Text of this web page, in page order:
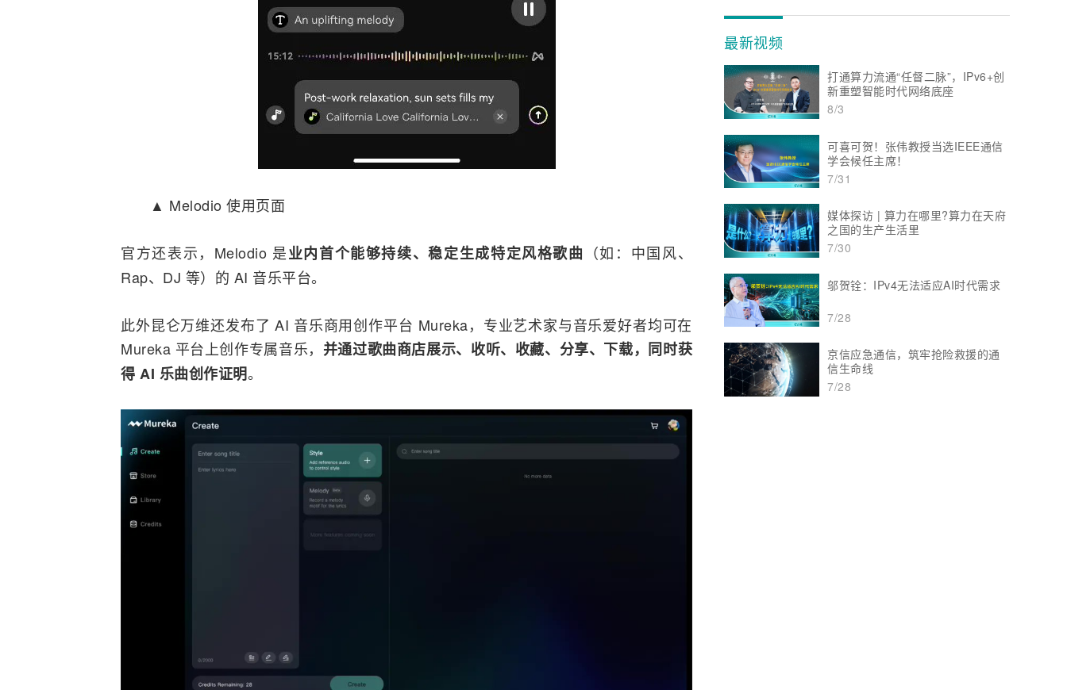
▲ Melodio 使用页面
官方还表示，Melodio 是业内首个能够持续、稳定生成特定风格歌曲 （如：中国风、
Rap、DJ 等）的 AI 音乐平台。
此外昆仑万维还发布了 AI 音乐商用创作平台 Mureka，专业艺术家与音乐爱好者均可在
Mureka 平台上创作专属音乐， 并通过歌曲商店展示、收听、收藏、分享、下载，同时获
得 AI 乐曲创作证明。
最新视频
打通算力流通“任督二脉”，IPv6+创
新重塑智能时代网络底座
8/3
可喜可贺！张伟教授当选IEEE通信
学会候任主席！
7/31
媒体探访 | 算力在哪里?算力在天府
之国的生产生活里
7/30
邬贺铨：IPv4无法适应AI时代需求
7/28
京信应急通信，筑牢抢险救援的通
信生命线
7/28